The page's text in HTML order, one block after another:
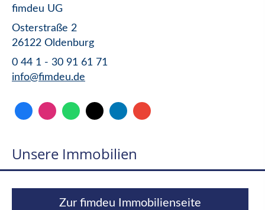
fimdeu UG
Osterstraße 2
26122 Oldenburg
0 44 1 - 30 91 61 71
info@fimdeu.de
Unsere Immobilien
Zur fimdeu Immobilienseite